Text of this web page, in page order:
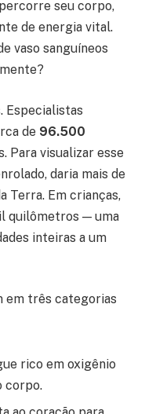
seu corpo,
de energia vital.
vaso sanguíneos
Especialistas
de 96.500
Para visualizar esse
daria mais de
Terra. Em crianças,
quilômetros — uma
inteiras a um
em três categorias
rico em oxigênio
corpo.